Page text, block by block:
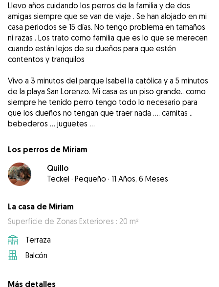
Llevo años cuidando los perros de la familia y de dos
amigas siempre que se van de viaje . Se han alojado en mi
casa periodos se 15 días. No tengo problema en tamaños
ni razas . Los trato como familia que es lo que se merecen
cuando están lejos de su dueños para que estén
contentos y tranquilos
Vivo a 3 minutos del parque Isabel la católica y a 5 minutos
de la playa San Lorenzo. Mi casa es un piso grande.. como
siempre he tenido perro tengo todo lo necesario para
que los dueños no tengan que traer nada .... camitas ..
bebederos ... juguetes ...
Los perros de Miriam
Quillo
Teckel · Pequeño · 11 Años, 6 Meses
La casa de Miriam
Superficie de Zonas Exteriores : 20 m²
Terraza
Balcón
Más detalles